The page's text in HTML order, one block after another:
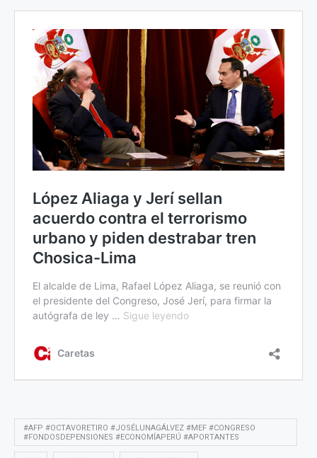
#AFP #OCTAVORETIRO #JOSÉLUNAGÁLVEZ #MEF #CONGRESO
#FONDOSDEPENSIONES #ECONOMÍAPERÚ #APORTANTES